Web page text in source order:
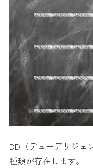
DD（デューデリジェ
種類が存在します。